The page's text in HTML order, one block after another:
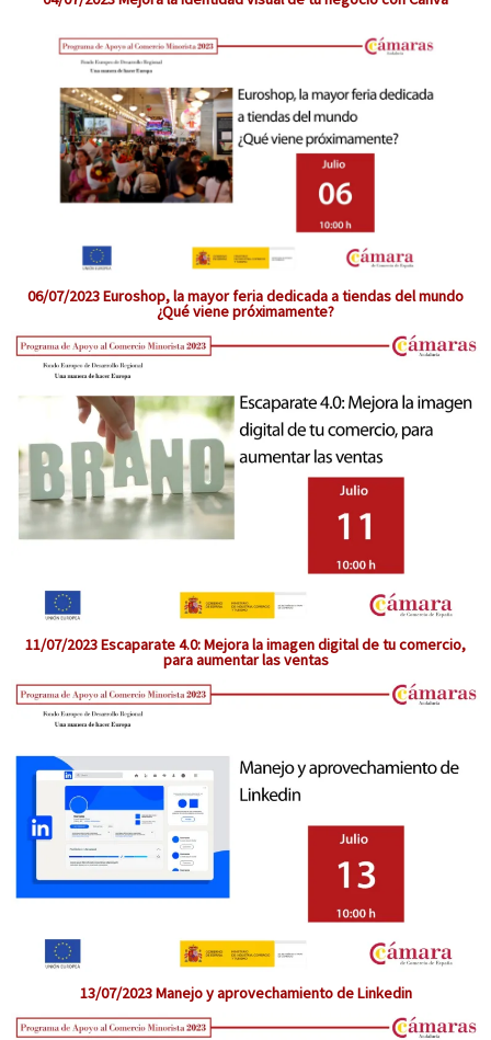
06/07/2023 Euroshop, la mayor feria dedicada a tiendas del mundo
¿Qué viene próximamente?
11/07/2023 Escaparate 4.0: Mejora la imagen digital de tu comercio,
para aumentar las ventas
13/07/2023 Manejo y aprovechamiento de Linkedin